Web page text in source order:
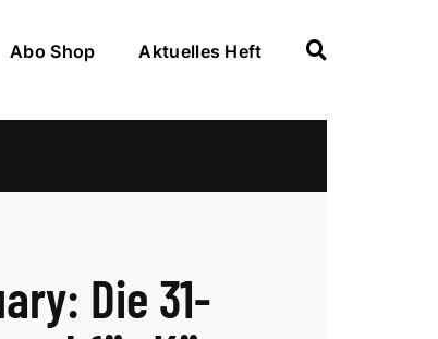
Abo Shop Aktuelles Heft
Die 31-